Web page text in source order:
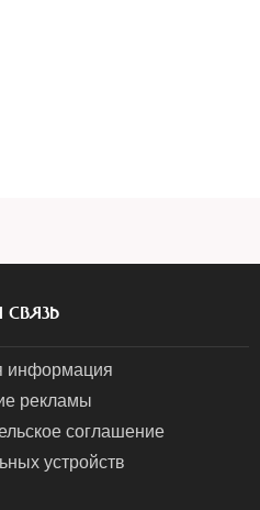
информация
рекламы
соглашение
устройств